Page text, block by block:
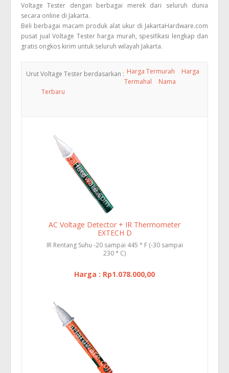
Voltage Tester dengan berbagai merek dari seluruh dunia
secara online di Jakarta.
Beli berbagai macam produk alat ukur di JakartaHardware.com
pusat jual Voltage Tester harga murah, spesifikasi lengkap dan
gratis ongkos kirim untuk seluruh wilayah Jakarta.
Urut Voltage Tester berdasarkan : Harga Termurah
Harga
Termahal
Nama
Terbaru
AC Voltage Detector + IR Thermometer
EXTECH D
IR Rentang Suhu -20 sampai 445 ° F (-30 sampai
230 ° C)
Harga : Rp1.078.000,00